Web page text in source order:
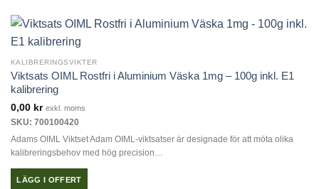
KALIBRERINGSVIKTER
Viktsats OIML Rostfri i Aluminium Väska 1mg – 100g inkl. E1
kalibrering
0,00 kr exkl. moms
SKU: 700100420
Adams OIML Viktset Adam OIML-viktsatser är designade för att möta olika
kalibreringsbehov med hög precision…
LÄGG I OFFERT